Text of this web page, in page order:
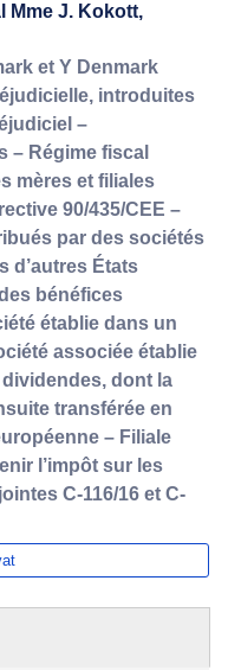
Mme J. Kokott,
et Y Denmark
introduites
–
– Régime fiscal
mères et filiales
90/435/CEE –
par des sociétés
d’autres États
bénéfices
établie dans un
associée établie
dont la
transférée en
– Filiale
l’impôt sur les
C-116/16 et C-